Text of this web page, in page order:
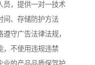
员，提供一对一技术
间、存储防护方法
守广告法律法规，
，不使用违规违禁